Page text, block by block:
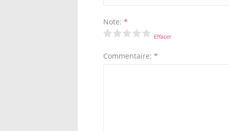
Note: *
Effacer
Commentaire: *